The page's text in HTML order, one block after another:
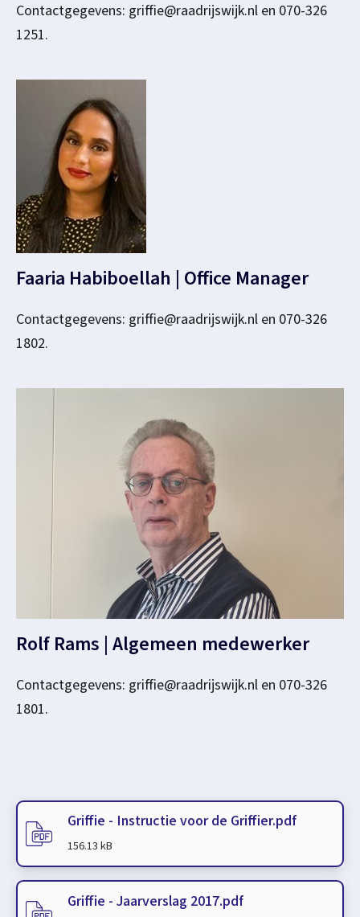
Contactgegevens: griffie@raadrijswijk.nl en 070-326
1251.
Faaria Habiboellah | Office Manager
Contactgegevens: griffie@raadrijswijk.nl en 070-326
1802.
Rolf Rams | Algemeen medewerker
Contactgegevens: griffie@raadrijswijk.nl en 070-326
1801.
D
o
c
u
Griffie - Instructie voor de Griffier.pdf
(
PDF
-
156.13 kB
Griffie - Jaarverslag 2017.pdf